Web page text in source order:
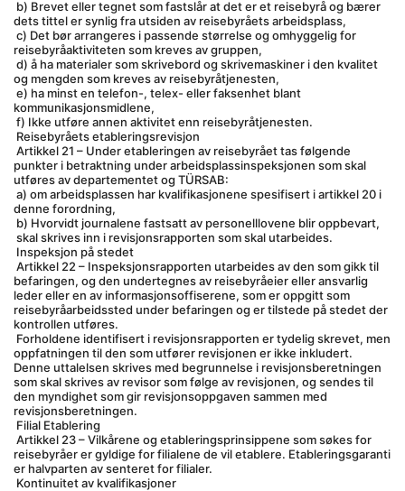
dets tittel er synlig fra utsiden av reisebyråets arbeidsplass,
reisebyråaktiviteten som kreves av gruppen,
og mengden som kreves av reisebyråtjenesten,
kommunikasjonsmidlene,
f) Ikke utføre annen aktivitet enn reisebyråtjenesten.
Reisebyråets etableringsrevisjon
punkter i betraktning under arbeidsplassinspeksjonen som skal
utføres av departementet og TÜRSAB:
denne forordning,
b) Hvorvidt journalene fastsatt av personelllovene blir oppbevart,
skal skrives inn i revisjonsrapporten som skal utarbeides.
Inspeksjon på stedet
befaringen, og den undertegnes av reisebyråeier eller ansvarlig
leder eller en av informasjonsoffiserene, som er oppgitt som
reisebyråarbeidssted under befaringen og er tilstede på stedet der
kontrollen utføres.
oppfatningen til den som utfører revisjonen er ikke inkludert.
Denne uttalelsen skrives med begrunnelse i revisjonsberetningen
som skal skrives av revisor som følge av revisjonen, og sendes til
den myndighet som gir revisjonsoppgaven sammen med
revisjonsberetningen.
Filial Etablering
reisebyråer er gyldige for filialene de vil etablere. Etableringsgaranti
er halvparten av senteret for filialer.
Kontinuitet av kvalifikasjoner